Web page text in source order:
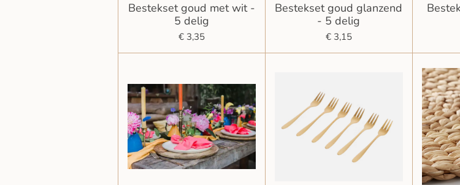
Bestekset goud met wit -
5 delig
€ 3,35
Bestekset goud glanzend
- 5 delig
€ 3,15